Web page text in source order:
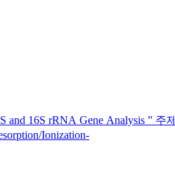
16S rRNA Gene Analysis ” 주제
Ionization-